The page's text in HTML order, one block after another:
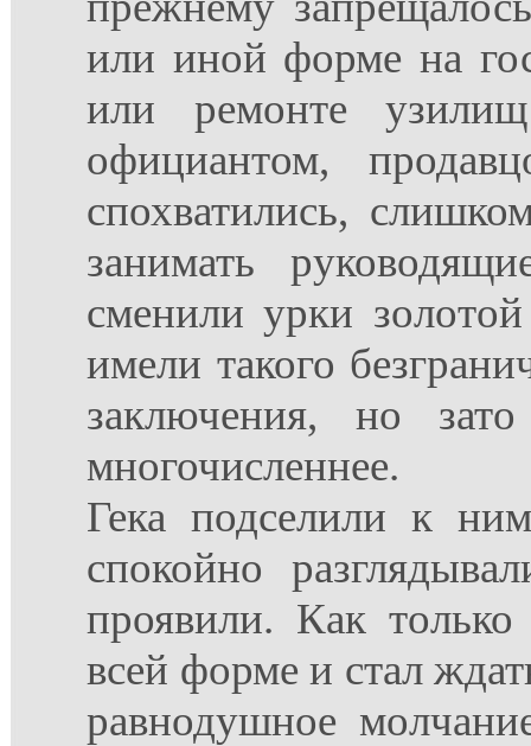
или иной форме на
или ремонте
официантом,
спохватились,
занимать
сменили урки
имели такого
заключения, но
многочисленнее.
Гека подселили к
спокойно
проявили. Как
всей форме и стал
равнодушное